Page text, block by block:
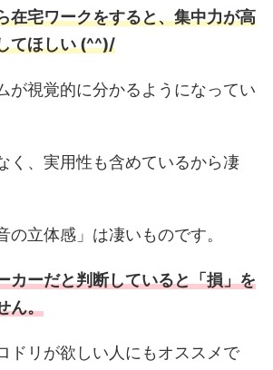
在宅ワークをすると、集中力が高
てほしい (^^)/
が視覚的に分かるようになってい
く、実用性も含めているから凄
の立体感」は凄いものです。
カーだと判断していると「損」を
ん。
ドリが欲しい人にもオススメで